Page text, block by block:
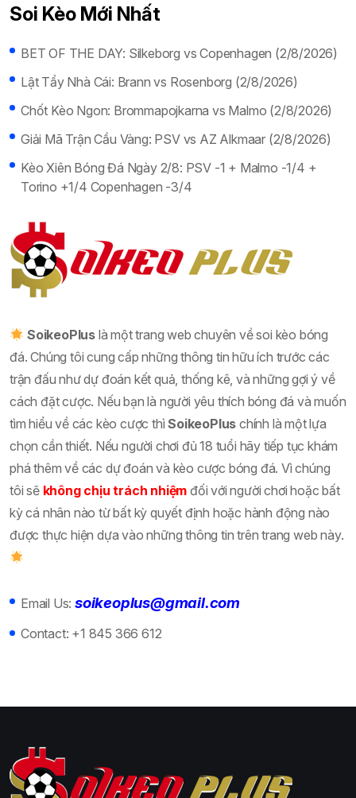
Soi Kèo Mới Nhất
BET OF THE DAY: Silkeborg vs Copenhagen (2/8/2026)
Lật Tẩy Nhà Cái: Brann vs Rosenborg (2/8/2026)
Chốt Kèo Ngon: Brommapojkarna vs Malmo (2/8/2026)
Giải Mã Trận Cầu Vàng: PSV vs AZ Alkmaar (2/8/2026)
Kèo Xiên Bóng Đá Ngày 2/8: PSV -1 + Malmo -1/4 +
Torino +1/4 Copenhagen -3/4
SoikeoPlus là một trang web chuyên về soi kèo bóng
đá. Chúng tôi cung cấp những thông tin hữu ích trước các
trận đấu như dự đoán kết quả, thống kê, và những gợi ý về
cách đặt cược. Nếu bạn là người yêu thích bóng đá và muốn
tìm hiểu về các kèo cược thìSoikeoPlus chính là một lựa
chọn cần thiết. Nếu người chơi đủ 18 tuổi hãy tiếp tục khám
phá thêm về các dự đoán và kèo cược bóng đá. Vì chúng
tôi sẽ không chịu trách nhiệm đối với người chơi hoặc bất
kỳ cá nhân nào từ bất kỳ quyết định hoặc hành động nào
được thực hiện dựa vào những thông tin trên trang web này.
Email Us: soikeoplus@gmail.com
Contact: +1 845 366 612